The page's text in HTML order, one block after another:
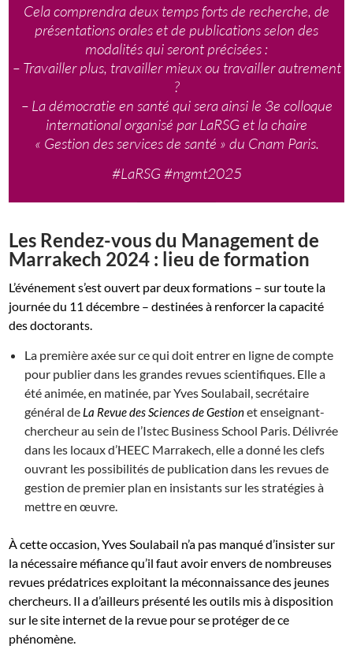
Cela comprendra deux temps forts de recherche, de
présentations orales et de publications selon des
modalités qui seront précisées :
– Travailler plus, travailler mieux ou travailler autrement
?
– La démocratie en santé qui sera ainsi le 3e colloque
international organisé par LaRSG et la chaire
« Gestion des services de santé » du Cnam Paris.
#LaRSG #mgmt2025
Les Rendez-vous du Management de
Marrakech 2024 : lieu de formation
L’événement s’est ouvert par deux formations – sur toute la
journée du 11 décembre – destinées à renforcer la capacité
des doctorants.
La première axée sur ce qui doit entrer en ligne de compte
pour publier dans les grandes revues scientifiques. Elle a
été animée, en matinée, par Yves Soulabail, secrétaire
général de La Revue des Sciences de Gestionet enseignant-
chercheur au sein de l’Istec Business School Paris. Délivrée
dans les locaux d’HEEC Marrakech, elle a donné les clefs
ouvrant les possibilités de publication dans les revues de
gestion de premier plan en insistants sur les stratégies à
mettre en œuvre.
À cette occasion, Yves Soulabail n’a pas manqué d’insister sur
la nécessaire méfiance qu’il faut avoir envers de nombreuses
revues prédatrices exploitant la méconnaissance des jeunes
chercheurs. Il a d’ailleurs présenté les outils mis à disposition
sur le site internet de la revue pour se protéger de ce
phénomène.